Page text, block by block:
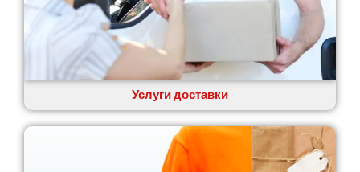
Услуги доставки